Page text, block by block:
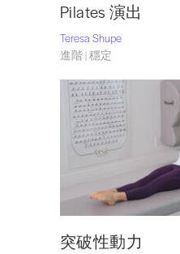
Pilates 演出
Teresa Shupe
進階 | 穩定
突破性動力